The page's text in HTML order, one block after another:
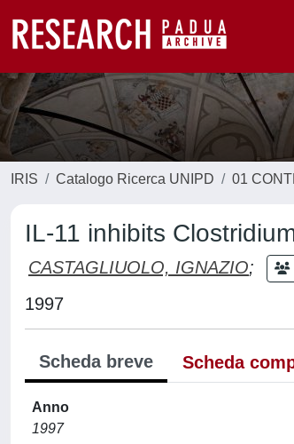
IRIS Catalogo Ricerca UNIPD 01
IL-11 inhibits
CASTAGLIUOLO, IGNAZIO;
1997
Scheda breve Scheda
Anno
1997